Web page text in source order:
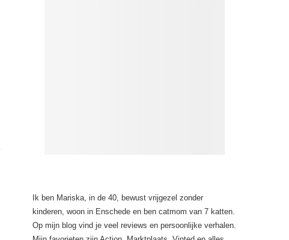
Ik ben Mariska, in de 40, bewust vrijgezel zonder
kinderen, woon in Enschede en ben catmom van 7 katten.
Op mijn blog vind je veel reviews en persoonlijke verhalen.